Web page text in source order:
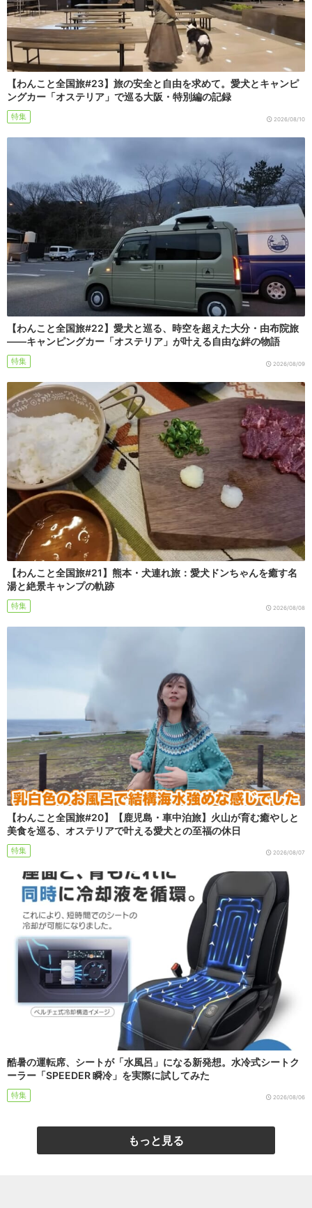
【わんこと全国旅#23】旅の安全と自由を求めて。愛犬とキャンピ
ングカー「オステリア」で巡る大阪・特別編の記録
特集 2026/08/10
【わんこと全国旅#22】愛犬と巡る、時空を超えた大分・由布院旅
――キャンピングカー「オステリア」が叶える自由な絆の物語
特集 2026/08/09
【わんこと全国旅#21】熊本・犬連れ旅：愛犬ドンちゃんを癒す名
湯と絶景キャンプの軌跡
特集 2026/08/08
【わんこと全国旅#20】【鹿児島・車中泊旅】火山が育む癒やしと
美食を巡る、オステリアで叶える愛犬との至福の休日
特集 2026/08/07
酷暑の運転席、シートが「水風呂」になる新発想。水冷式シートク
ーラー「SPEEDER 瞬冷」を実際に試してみた
特集 2026/08/06
もっと見る